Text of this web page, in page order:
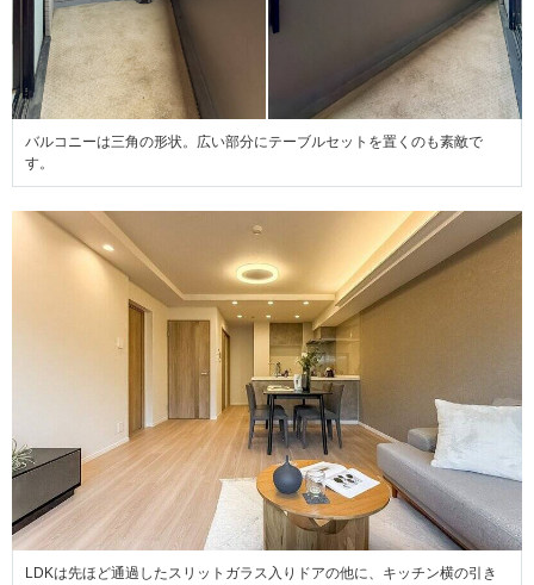
バルコニーは三角の形状。広い部分にテーブルセットを置くのも素敵で
す。
LDKは先ほど通過したスリットガラス入りドアの他に、キッチン横の引き